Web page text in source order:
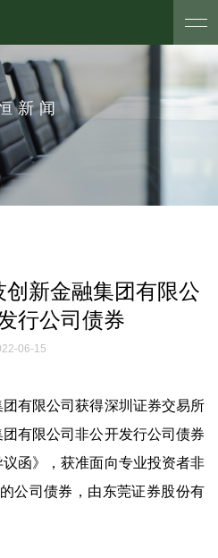
新闻
新金融集团有限公
行公司债券
06-15
有限公司获得深圳证券交易所
团有限公司非公开发行公司债券
函》，获准面向专业投资者非
公司债券，由东莞证券股份有